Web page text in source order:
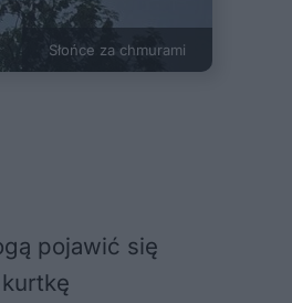
Słońce za chmurami
pojawić się